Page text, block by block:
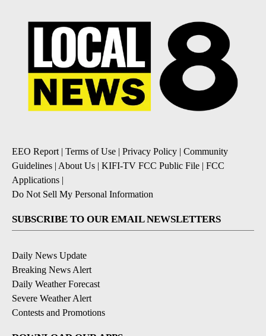
EEO Report| Terms of Use | Privacy Policy | Community
Guidelines | About Us | KIFI-TV FCC Public File | FCC
Applications |
Do Not Sell My Personal Information
SUBSCRIBE TO OUR EMAIL NEWSLETTERS
Daily News Update
Breaking News Alert
Daily Weather Forecast
Severe Weather Alert
Contests and Promotions